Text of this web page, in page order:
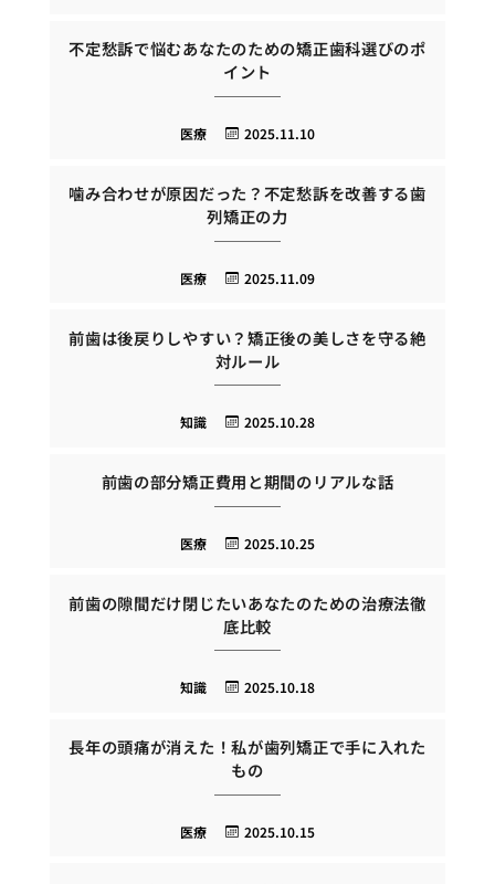
不定愁訴で悩むあなたのための矯正歯科選びのポ
イント
2025.11.10
医療
噛み合わせが原因だった？不定愁訴を改善する歯
列矯正の力
2025.11.09
医療
前歯は後戻りしやすい？矯正後の美しさを守る絶
対ルール
2025.10.28
知識
前歯の部分矯正費用と期間のリアルな話
2025.10.25
医療
前歯の隙間だけ閉じたいあなたのための治療法徹
底比較
2025.10.18
知識
長年の頭痛が消えた！私が歯列矯正で手に入れた
もの
2025.10.15
医療